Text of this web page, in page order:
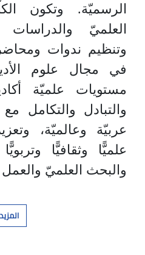
الرسميّة. وتكون
العلميّ والدراسات
وتنظيم ندوات
في مجال علوم
مستويات علميّة
والتبادل والتكامل
عربيّة وعالميّة،
علميًّا وثقافيًّا
والبحث العلميّ
المزيد